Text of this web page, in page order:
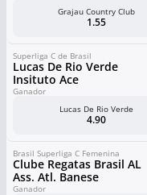
Grajau Country Club
1.55
Superliga C de Brasil
Lucas De Rio Verde
Insituto Ace
Ganador
Lucas De Rio Verde
4.90
Brasil Superliga C Femenina
Clube Regatas Brasil AL
Ass. Atl. Banese
Ganador